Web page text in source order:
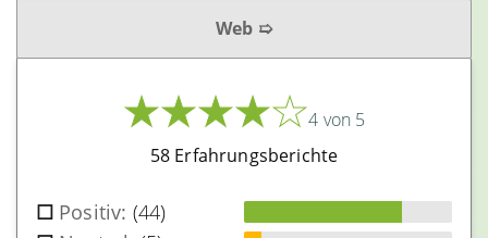
Unregulierte Börsen
Dezentrale Börsen
Web ➯
★★★★★4 von 5
58 Erfahrungsberichte
Positiv: (44)